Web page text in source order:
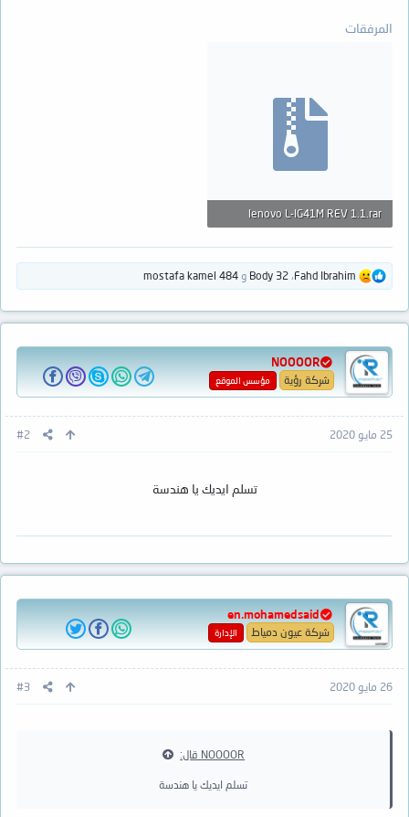
المرفقات
lenovo L-IG41M REV 1.1.rar
ا
ل
ع
ل
ا
ت
Fahd Ibrahim، Body 32 و mostafa kamel 484
NOOOOR
شركة رؤية مؤسس الموقع
25 مايو 2020 #2
تسلم ايديك يا هندسة
en.mohamedsaid
شركة عيون دمياط الإدارة
26 مايو 2020 #3
NOOOOR قال:
تسلم ايديك يا هندسة